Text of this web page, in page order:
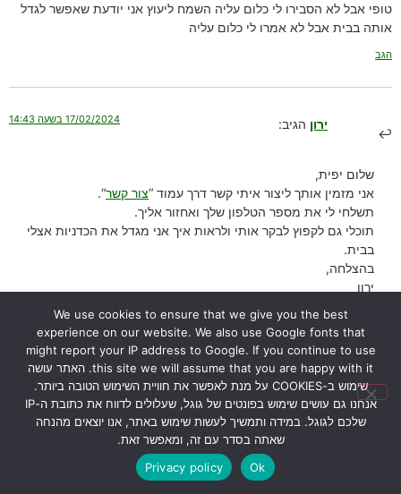
טופי אבל לא הסבירו לי כלום עליה השמח ליעוץ אני יודעת שאפשר לגדל
אותה בבית אבל לא אמרו לי כלום עליה
הגב
ירון הגיב: 17/02/2024 בשעה 14:43
שלום יפית,
אני מזמין אותך ליצור איתי קשר דרך עמוד “צור קשר“.
תשלחי לי את מספר הטלפון שלך ואחזור אליך.
תוכלי גם לקפוץ לבקר אותי ולראות איך אני מגדל את הכדניות אצלי
בבית.
בהצלחה,
ירון
אורי דרור הגיב:
שלי נראת טוב ומוציאה עלים חדשים, אבל בכל זאת הגבעול שעליו נוצרים
הכדים משחיר, והעלה עצמו נראה טוב
We use cookies to ensure that we give you the best
experience on our website. We also use Google fonts that
might report your IP address to Google. If you continue to use
this site we will assume that you are happy with it. האתר עושה
שימוש ב-COOKIES על מנת לאפשר את חוויית השימוש הטובה ביותר.
אנחנו גם עושים שימוש בפונטים של גוגל, שעלולים לדווח את כתובת ה-IP
שלכם לגוגל. במידה ותמשיך לעשות שימוש באתר, אנו יוצאים מהנחה
שאתה בסדר עם זה, ומאפשר זאת.
Ok
Privacy policy